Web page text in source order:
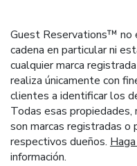
Guest Reservations™ no
cadena en particular ni
cualquier marca
realiza únicamente con
clientes a identificar los
Todas esas propiedades,
son marcas registradas
respectivos dueños.
información.